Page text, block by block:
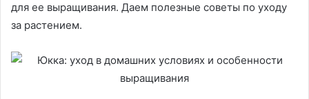
для ее выращивания. Даем полезные советы по уходу
за растением.